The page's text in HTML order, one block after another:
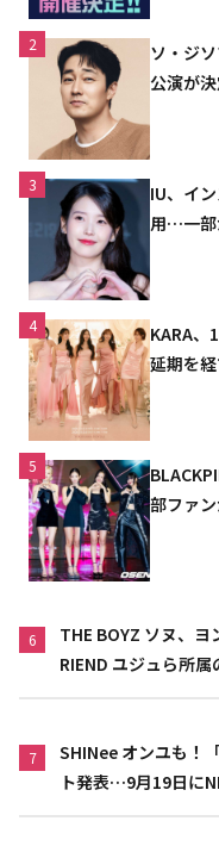
2
ソ・ジ
公演が決
3
IU、イ
用…一部
4
KARA、
延期を
5
部ファ
6
THE BOYZ ソヌ、
RIEND ユジュら所属
7
SHINee オンユも！
ト発表…9月19日に